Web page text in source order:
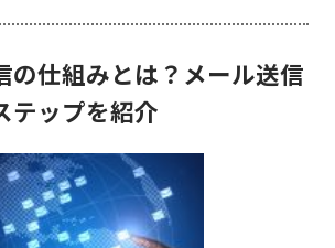
の仕組みとは？メール送信
テップを紹介